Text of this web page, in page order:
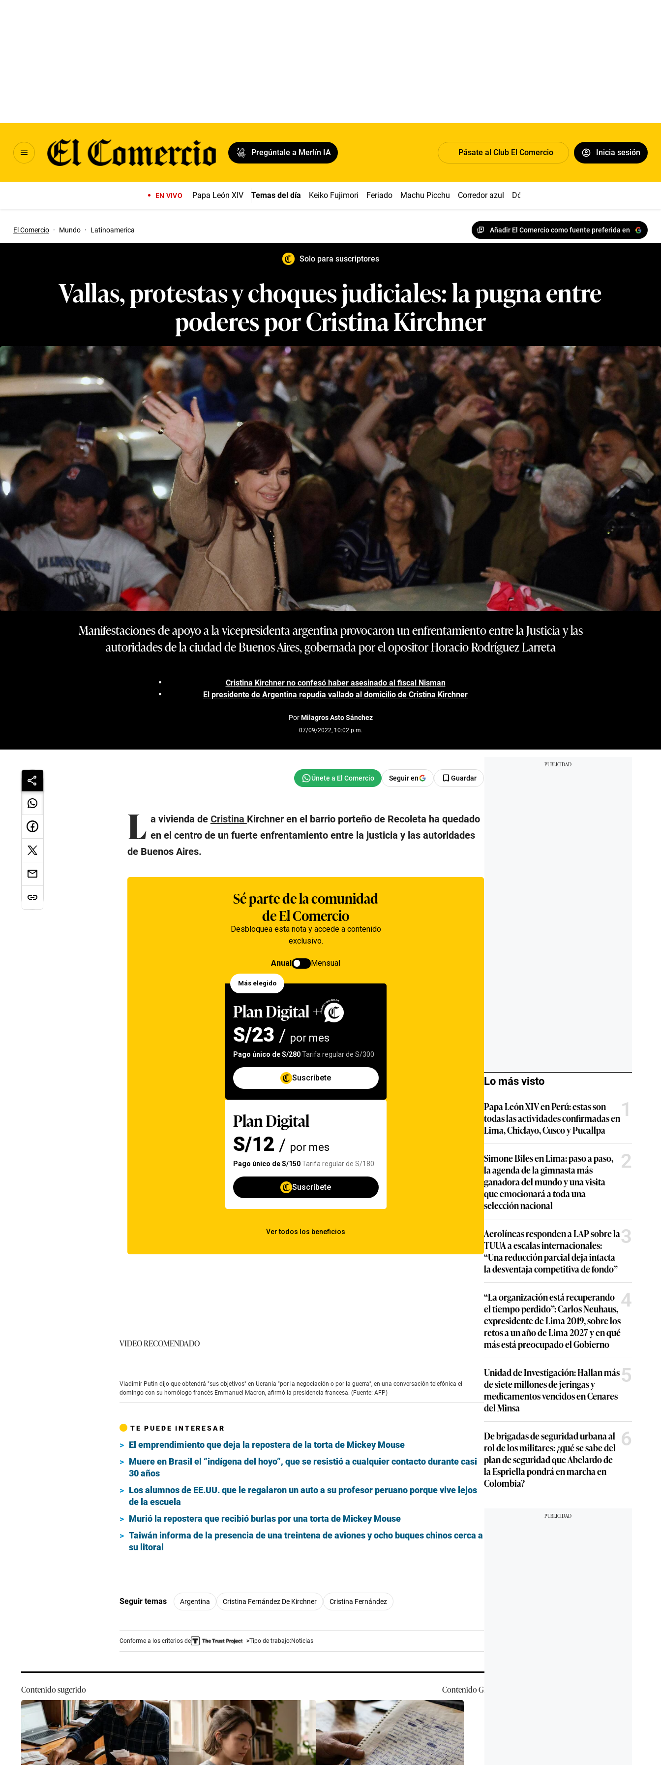
Pregúntale a Merlín IA Pásate al Club El Comercio Inicia sesión
EN VIVO Papa León XIV Temas del día Keiko Fujimori Feriado Machu Picchu Corredor azul Dólar
El Comercio · Mundo · Latinoamerica Añadir El Comercio como fuente preferida en
Solo para suscriptores
Vallas, protestas y choques judiciales: la pugna entre
poderes por Cristina Kirchner
Manifestaciones de apoyo a la vicepresidenta argentina provocaron un enfrentamiento entre la Justicia y las
autoridades de la ciudad de Buenos Aires, gobernada por el opositor Horacio Rodríguez Larreta
Cristina Kirchner no confesó haber asesinado al fiscal Nisman
El presidente de Argentina repudia vallado al domicilio de Cristina Kirchner
PorMilagros Asto Sánchez
07/09/2022, 10:02 p.m.
Seguir en Guardar
L a vivienda de Cristina Kirchner en el barrio porteño de Recoleta ha quedado
en el centro de un fuerte enfrentamiento entre la justicia y las autoridades
de Buenos Aires.
VIDEO RECOMENDADO
Vladimir Putin dijo que obtendrá "sus objetivos" en Ucrania "por la negociación o por la guerra", en una conversación telefónica el
domingo con su homólogo francés Emmanuel Macron, afirmó la presidencia francesa. (Fuente: AFP)
TE PUEDE INTERESAR
El emprendimiento que deja la repostera de la torta de Mickey Mouse
Muere en Brasil el “indígena del hoyo”, que se resistió a cualquier contacto durante casi
30 años
Los alumnos de EE.UU. que le regalaron un auto a su profesor peruano porque vive lejos
de la escuela
Murió la repostera que recibió burlas por una torta de Mickey Mouse
Taiwán informa de la presencia de una treintena de aviones y ocho buques chinos cerca a
su litoral
Seguir temas Argentina Cristina Fernández De Kirchner Cristina Fernández
Conforme a los criterios de Tipo de trabajo:Noticias
Contenido sugerido ContenidoGEC
Lo más visto
Papa León XIV en Perú: estas son
todas las actividades confirmadas en
Lima, Chiclayo, Cusco y Pucallpa
1
Simone Biles en Lima: paso a paso,
la agenda de la gimnasta más
ganadora del mundo y una visita
que emocionará a toda una
selección nacional
2
Aerolíneas responden a LAP sobre la
TUUA a escalas internacionales:
“Una reducción parcial deja intacta
la desventaja competitiva de fondo”
3
“La organización está recuperando
el tiempo perdido”: Carlos Neuhaus,
expresidente de Lima 2019, sobre los
retos a un año de Lima 2027 y en qué
más está preocupado el Gobierno
4
Unidad de Investigación: Hallan más
de siete millones de jeringas y
medicamentos vencidos en Cenares
del Minsa
5
De brigadas de seguridad urbana al
rol de los militares: ¿qué se sabe del
plan de seguridad que Abelardo de
la Espriella pondrá en marcha en
Colombia?
6